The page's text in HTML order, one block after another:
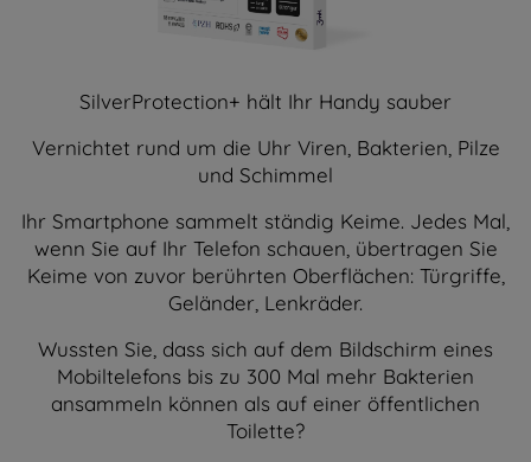
SilverProtection+ hält Ihr Handy sauber
Vernichtet rund um die Uhr Viren, Bakterien, Pilze
und Schimmel
Ihr Smartphone sammelt ständig Keime. Jedes Mal,
wenn Sie auf Ihr Telefon schauen, übertragen Sie
Keime von zuvor berührten Oberflächen: Türgriffe,
Geländer, Lenkräder.
Wussten Sie, dass sich auf dem Bildschirm eines
Mobiltelefons bis zu 300 Mal mehr Bakterien
ansammeln können als auf einer öffentlichen
Toilette?